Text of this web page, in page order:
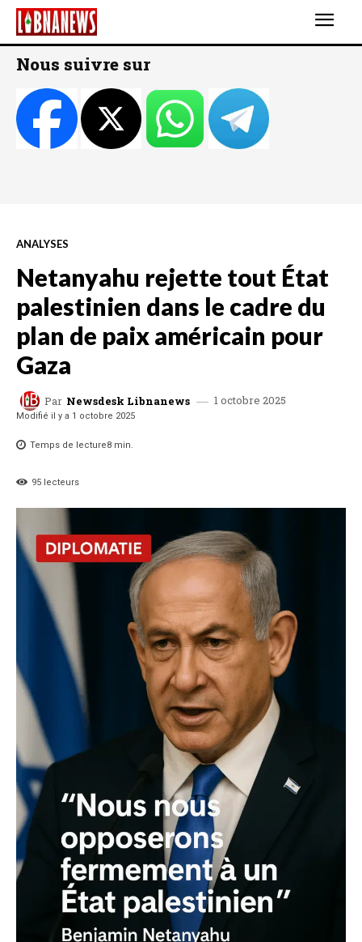
Nous suivre sur
ANALYSES
Netanyahu rejette tout État
palestinien dans le cadre du
plan de paix américain pour
Gaza
Par Newsdesk Libnanews 1 octobre 2025
Modifié il y a 1 octobre 2025
Temps de lecture8 min.
95 lecteurs